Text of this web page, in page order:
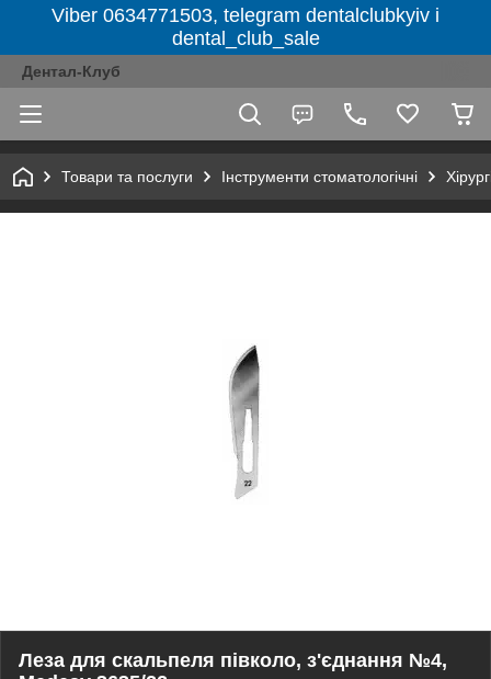
Viber 0634771503, telegram dentalclubkyiv і
dental_club_sale
Дентал-Клуб
Товари та послуги Інструменти стоматологічні
Леза для скальпеля півколо, з'єднання №4,